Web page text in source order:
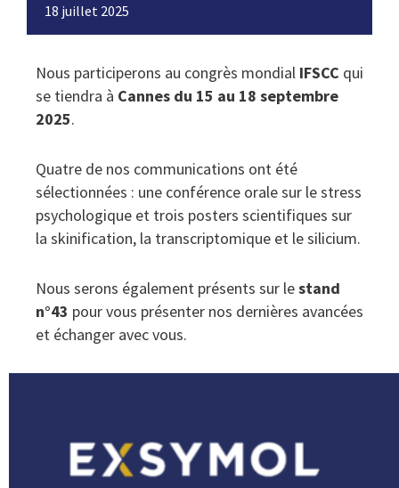
18 juillet 2025
Nous participerons au congrès mondial IFSCC qui
se tiendra à Cannes du 15 au 18 septembre
2025.
Quatre de nos communications ont été
sélectionnées : une conférence orale sur le stress
psychologique et trois posters scientifiques sur
la skinification, la transcriptomique et le silicium.
Nous serons également présents sur lestand
n°43 pour vous présenter nos dernières avancées
et échanger avec vous.